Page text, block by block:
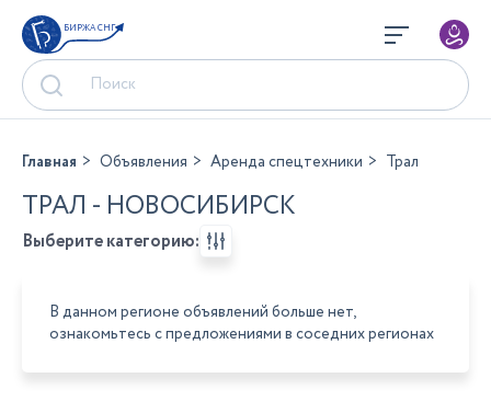
БИРЖА СНГ
Главная Объявления Аренда спецтехники Трал
ТРАЛ - НОВОСИБИРСК
Выберите категорию:
В данном регионе объявлений больше нет,
ознакомьтесь с предложениями в соседних регионах